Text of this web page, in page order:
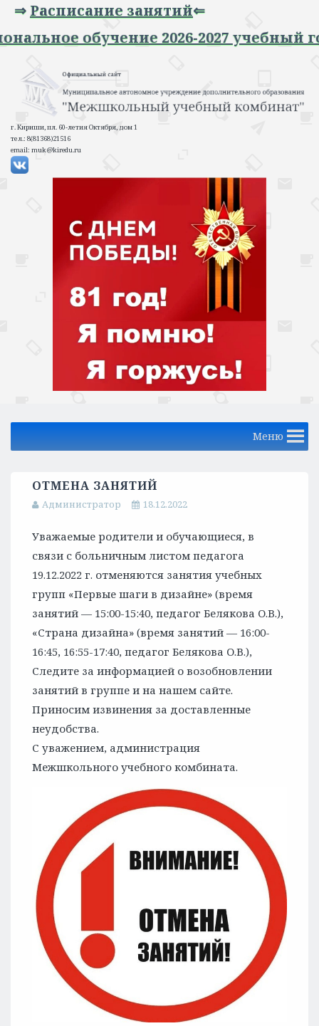
⇒Расписание занятий⇐
обучение 2026-2027 учебный год
г. Кириши, пл. 60-летия Октября, дом 1
тел.: 8(81368)21516
email: muk@kiredu.ru
Меню
ОТМЕНА ЗАНЯТИЙ
Администратор 18.12.2022
Уважаемые родители и обучающиеся, в
связи с больничным листом педагога
19.12.2022 г. отменяются занятия учебных
групп «Первые шаги в дизайне» (время
занятий — 15:00-15:40, педагог Белякова О.В.),
«Страна дизайна» (время занятий — 16:00-
16:45, 16:55-17:40, педагог Белякова О.В.),
Следите за информацией о возобновлении
занятий в группе и на нашем сайте.
Приносим извинения за доставленные
неудобства.
С уважением, администрация
Межшкольного учебного комбината.